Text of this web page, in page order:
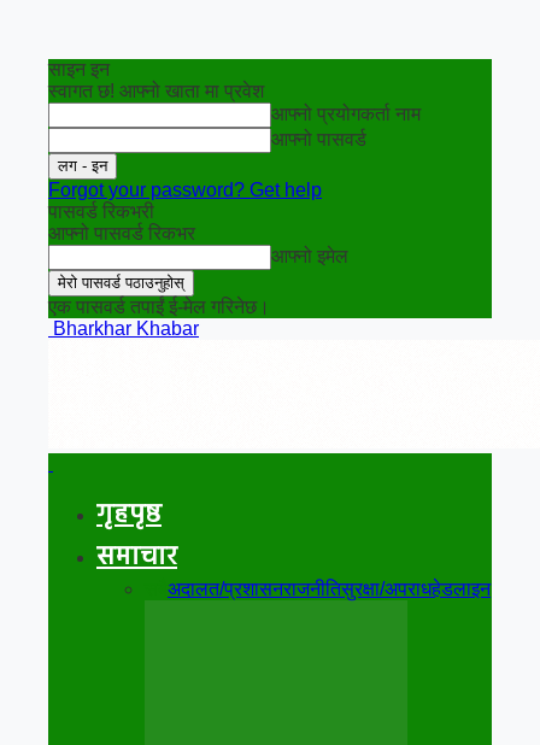
साइन इन
स्वागत छ! आफ्नो खाता मा प्रवेश
आफ्नो प्रयोगकर्ता नाम
आफ्नो पासवर्ड
Forgot your password? Get help
पासवर्ड रिकभरी
आफ्नो पासवर्ड रिकभर
आफ्नो इमेल
एक पासवर्ड तपाईं ई-मेल गरिनेछ।
Bharkhar Khabar
गृहपृष्ठ
समाचार
अदालत/प्रशासनराजनीतिसुरक्षा/अपराधहेडलाइन